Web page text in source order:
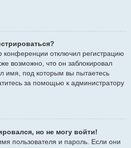
конференции отключил регистрацию
возможно, что он заблокировал
имя, под которым вы пытаетесь
за помощью к администратору
но не могу войти!
пользователя и пароль. Если они